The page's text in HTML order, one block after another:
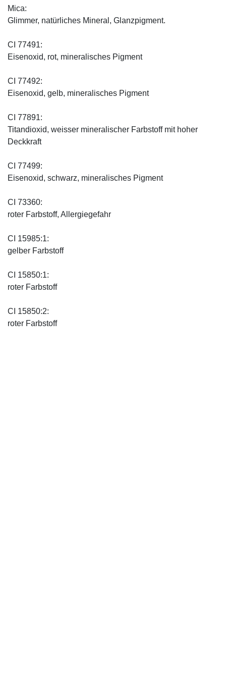
Mica:
Glimmer, natürliches Mineral, Glanzpigment.
CI 77491:
Eisenoxid, rot, mineralisches Pigment
CI 77492:
Eisenoxid, gelb, mineralisches Pigment
CI 77891:
Titandioxid, weisser mineralischer Farbstoff mit hoher
Deckkraft
CI 77499:
Eisenoxid, schwarz, mineralisches Pigment
CI 73360:
roter Farbstoff, Allergiegefahr
CI 15985:1:
gelber Farbstoff
CI 15850:1:
roter Farbstoff
CI 15850:2:
roter Farbstoff